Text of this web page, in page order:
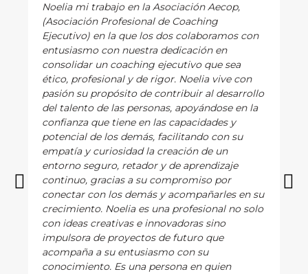
Noelia mi trabajo en la Asociación Aecop,
(Asociación Profesional de Coaching
Ejecutivo) en la que los dos colaboramos con
entusiasmo con nuestra dedicación en
consolidar un coaching ejecutivo que sea
ético, profesional y de rigor. Noelia vive con
pasión su propósito de contribuir al desarrollo
del talento de las personas, apoyándose en la
confianza que tiene en las capacidades y
potencial de los demás, facilitando con su
empatía y curiosidad la creación de un
entorno seguro, retador y de aprendizaje
continuo, gracias a su compromiso por
conectar con los demás y acompañarles en su
crecimiento. Noelia es una profesional no solo
con ideas creativas e innovadoras sino
impulsora de proyectos de futuro que
acompaña a su entusiasmo con su
conocimiento. Es una persona en quien